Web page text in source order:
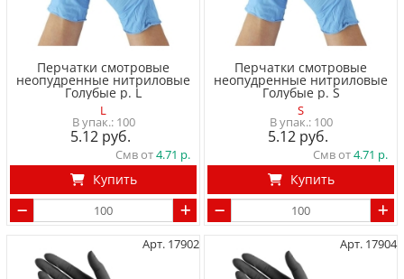
Перчатки смотровые
неопудренные нитриловые
Голубые р. L
L
100
5.12
Смв от4.71
Купить
Перчатки смотровые
неопудренные нитриловые
Голубые р. S
S
100
5.12
Смв от4.71
Купить
Арт. 17902 Арт. 17904